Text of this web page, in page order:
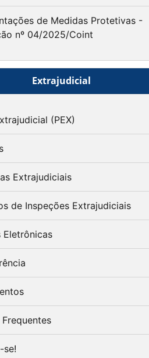
de Medidas Protetivas -
nº 04/2025/Coint
Extrajudicial
(PEX)
Extrajudiciais
de Inspeções Extrajudiciais
Eletrônicas
se!